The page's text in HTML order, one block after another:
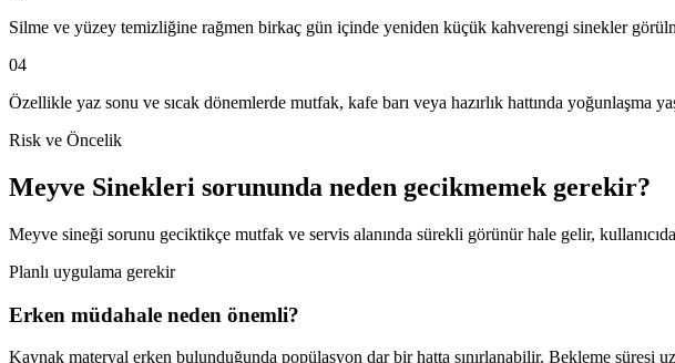
Silme ve yüzey temizliğine rağmen birkaç gün içinde yeniden küçük kahverengi sinekler
04
Özellikle yaz sonu ve sıcak dönemlerde mutfak, kafe barı veya hazırlık hattında yoğunlaşma
Risk ve Öncelik
Meyve Sinekleri sorununda neden gecikmemek gerekir?
Meyve sineği sorunu geciktikçe mutfak ve servis alanında sürekli görünür hale gelir,
Planlı uygulama gerekir
Erken müdahale neden önemli?
Kaynak materyal erken bulunduğunda popülasyon dar bir hatta sınırlanabilir. Bekleme süresi